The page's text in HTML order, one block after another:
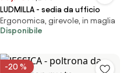
LUDMILLA - sedia da ufficio
Ergonomica, girevole, in maglia
Disponibile
-20 %